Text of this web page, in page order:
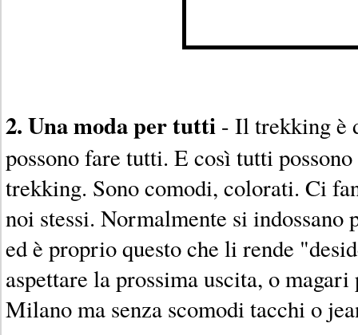
2. Una moda per tutti - Il trekking è
possono fare tutti. E così tutti
trekking. Sono comodi, colorati. Ci
noi stessi. Normalmente si indossano
ed è proprio questo che li rende
aspettare la prossima uscita, o magari
Milano ma senza scomodi tacchi o